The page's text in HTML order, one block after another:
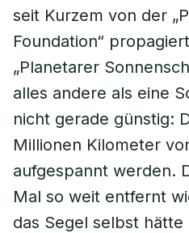
seit Kurzem von der
Foundation“
„Planetarer
alles andere als eine
nicht gerade günstig:
Millionen Kilometer
aufgespannt werden.
Mal so weit entfernt
das Segel selbst hätte